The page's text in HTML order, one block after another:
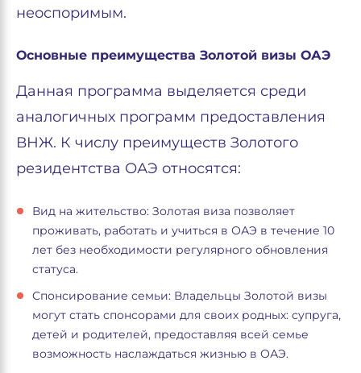
неоспоримым.
Основные преимущества Золотой визы ОАЭ
Данная программа выделяется среди
аналогичных программ предоставления
ВНЖ. К числу преимуществ Золотого
резидентства ОАЭ относятся:
Вид на жительство: Золотая виза позволяет
проживать, работать и учиться в ОАЭ в течение 10
лет без необходимости регулярного обновления
статуса.
Спонсирование семьи: Владельцы Золотой визы
могут стать спонсорами для своих родных: супруга,
детей и родителей, предоставляя всей семье
возможность наслаждаться жизнью в ОАЭ.